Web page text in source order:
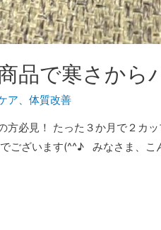
品で寒さから
ア 、体質改善
方必見！ たった３か月で２カ
ございます(^^♪ みなさま、こ